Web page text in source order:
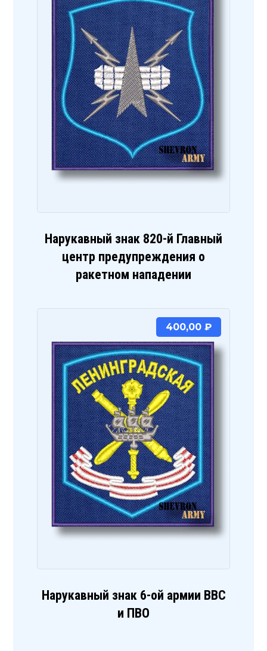
Нарукавный знак 820-й Главный
центр предупреждения о
ракетном нападении
Нарукавный знак 6-ой армии ВВС
и ПВО
400,00 ₽